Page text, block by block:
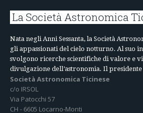
La Società Astronomica
Nata negli Anni Sessanta, la Società
gli appassionati del cielo notturno. Al suo
svolgono ricerche scientifiche di valore e
divulgazione dell’astronomia. Il presidente
Società Astronomica Ticinese
c/o IRSOL
Via Patocchi 57
CH - 6605 Locarno-Monti